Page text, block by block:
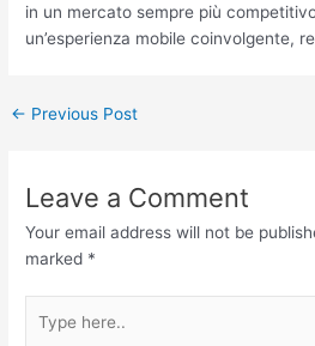
in un mercato sempre più
un’esperienza mobile coinvolgente,
← Previous Post
Leave a Comment
Your email address will not be
marked *
here..